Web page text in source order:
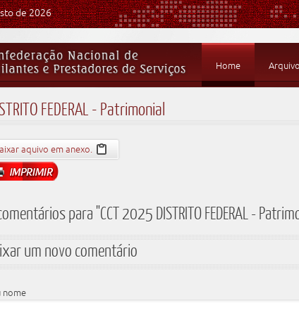
de 2026
Home
FEDERAL - Patrimonial
aquivo em anexo.
para "CCT 2025 DISTRITO FEDERAL -
um novo comentário
nome